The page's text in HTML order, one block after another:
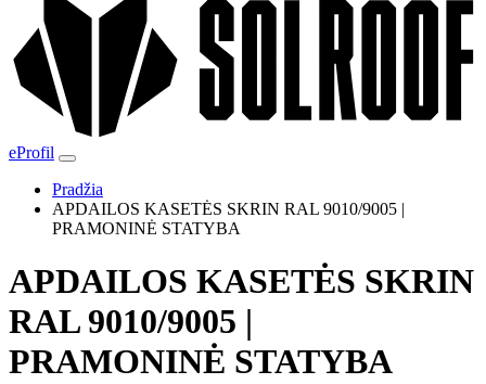
eProfil
Pradžia
APDAILOS KASETĖS SKRIN RAL 9010/9005 |
PRAMONINĖ STATYBA
APDAILOS KASETĖS SKRIN
RAL 9010/9005 |
PRAMONINĖ STATYBA